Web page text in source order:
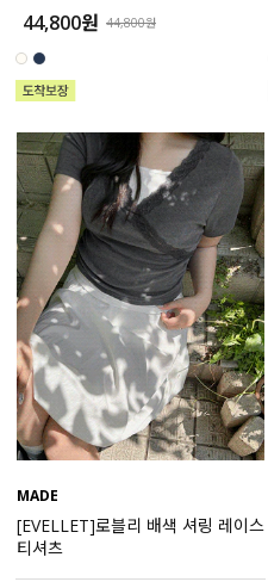
원피스
니트
아우터
스커트
언더웨어/파자마
코디템
FIT ZOOM
44,800원 44,800원
MADE
[EVELLET]로블리 배색 셔링 레이스
티셔츠